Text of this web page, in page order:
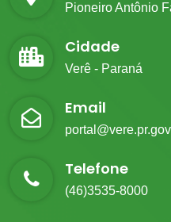
Pioneiro Antônio
Cidade
Verê - Paraná
Email
Telefone
(46)3535-8000